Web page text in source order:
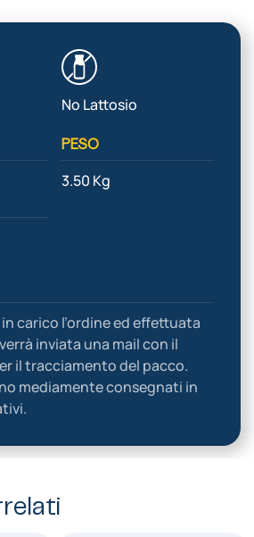
No Lattosio
PESO
3.50 Kg
carico l’ordine ed effettuata
inviata una mail con il
il tracciamento del pacco.
mediamente consegnati in